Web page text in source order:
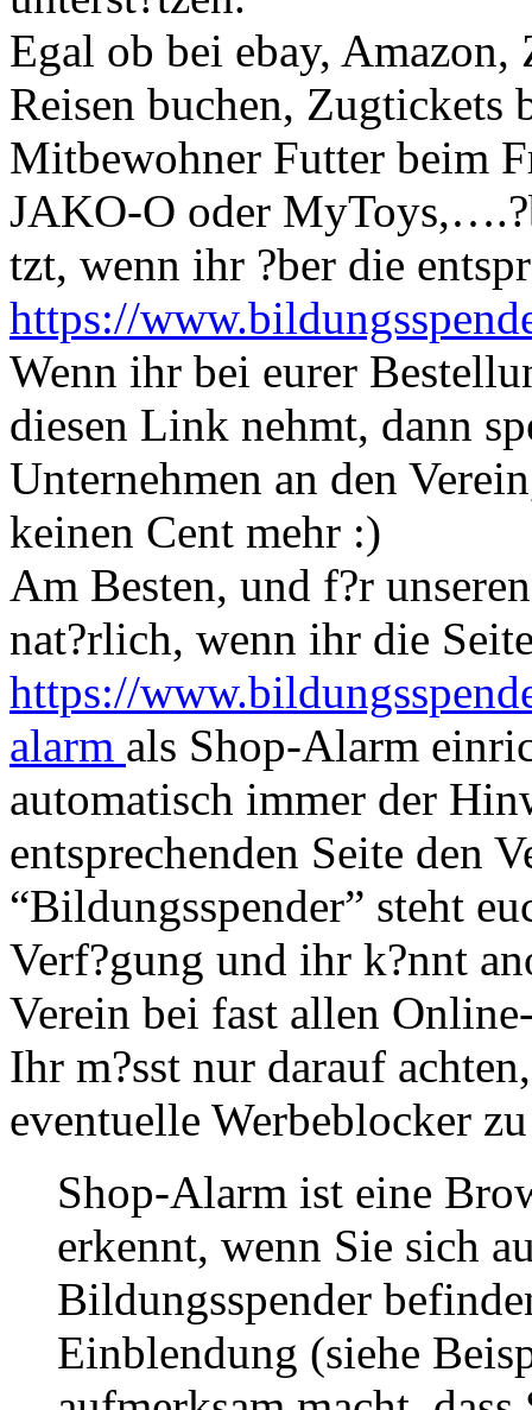
Egal ob bei ebay,
Reisen buchen, Zugtickets
Mitbewohner Futter beim
JAKO-O oder
tzt, wenn ihr ?ber die
https://
Wenn ihr bei eurer
diesen Link nehmt, dann
Unternehmen an den
keinen Cent mehr :)
Am Besten, und f?r
nat?rlich, wenn ihr die
https://
alarm als Shop-Alarm
automatisch immer der
entsprechenden Seite den
“Bildungsspender” steht
Verf?gung und ihr k?nnt
Verein bei fast allen
Ihr m?sst nur darauf
eventuelle Werbeblocker
Shop-Alarm ist eine
erkennt, wenn Sie sich
Bildungsspender
Einblendung (siehe